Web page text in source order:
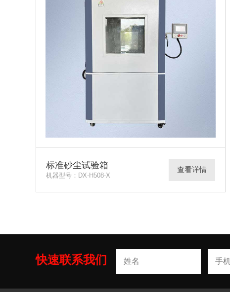
标准砂尘试验箱
机器型号：DX-H508-X
查看详情
快速联系我们